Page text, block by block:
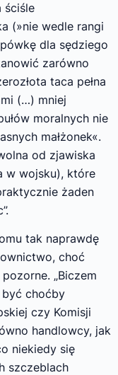
ściśle
(»nie wedle rangi
dla sędziego
zarówno
taca pełna
(…) mniej
moralnych nie
małżonek«.
od zjawiska
w wojsku), które
żaden
tak naprawdę
choć
„Biczem
być choćby
czy Komisji
handlowcy, jak
niekiedy się
szczeblach